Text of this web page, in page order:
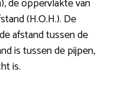
de oppervlakte van
(H.O.H.). De
afstand tussen de
is tussen de pijpen,
is.